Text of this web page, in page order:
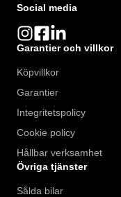
Social media
Garantier och villkor
Köpvillkor
Garantier
Integritetspolicy
Cookie policy
Hållbar verksamhet
Övriga tjänster
Sålda bilar